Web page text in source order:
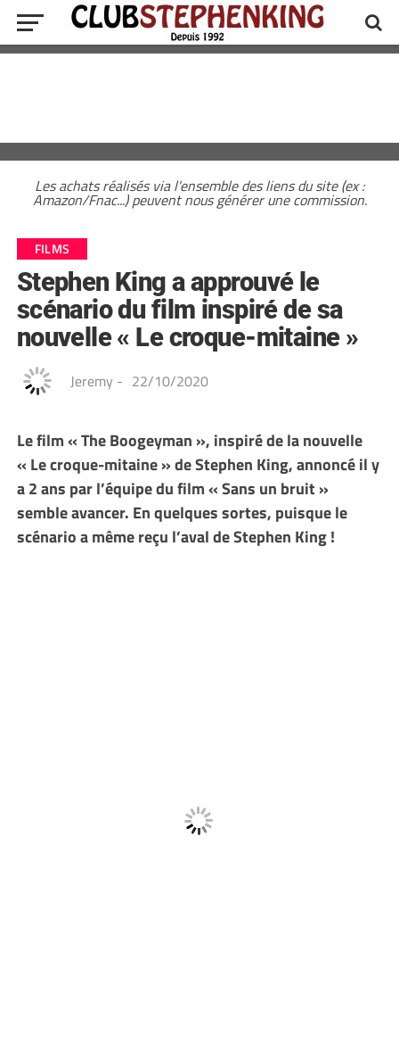
Les achats réalisés via l'ensemble des liens du site (ex :
Amazon/Fnac...) peuvent nous générer une commission.
FILMS
Stephen King a approuvé le
scénario du film inspiré de sa
nouvelle « Le croque-mitaine »
Jeremy - 22/10/2020
Le film « The Boogeyman », inspiré de la nouvelle
« Le croque-mitaine » de Stephen King, annoncé il y
a 2 ans par l’équipe du film « Sans un bruit »
semble avancer. En quelques sortes, puisque le
scénario a même reçu l’aval de Stephen King !